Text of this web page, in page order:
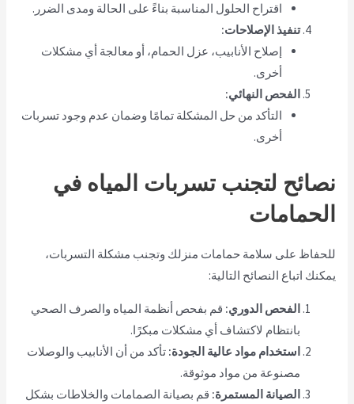
اقتراح الحلول المناسبة بناءً على الحالة ومدى الضرر.
تنفيذ الإصلاحات:
إصلاح الأنابيب، عزل الحمام، أو معالجة أي مشكلات
أخرى.
الفحص النهائي:
التأكد من حل المشكلة تمامًا وضمان عدم وجود تسربات
أخرى.
نصائح لتجنب تسربات المياه في
الحمامات
للحفاظ على سلامة حمامات منزلك وتجنب مشكلة التسربات،
يمكنك اتباع النصائح التالية:
الفحص الدوري: قم بفحص أنظمة المياه والصرف الصحي
بانتظام لاكتشاف أي مشكلات مبكرًا.
استخدام مواد عالية الجودة: تأكد من أن الأنابيب والوصلات
مصنوعة من مواد موثوقة.
الصيانة المستمرة: قم بصيانة الصمامات والخلاطات بشكل